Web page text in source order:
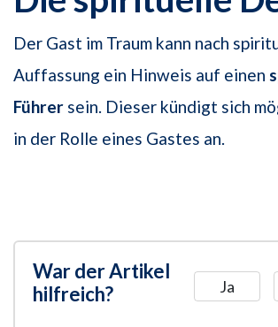
Der Gast im Traum kann nach
Auffassung ein Hinweis auf einen
Führer sein. Dieser kündigt sich
in der Rolle eines Gastes an.
War der Artikel
hilfreich?
Ja